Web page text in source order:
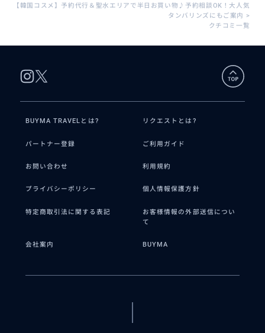
【韓国コスメ】予約代行＆聖水エリアで半日お買い物♪予約相談OK！大人気
タンバリンズにもご案内 >
クチコミ一覧
BUYMA TRAVELとは? リクエストとは?
パートナー登録 ご利用ガイド
お問い合わせ 利用規約
プライバシーポリシー 個人情報保護方針
特定商取引法に関する表記
お客様情報の外部送信につい
て
会社案内 BUYMA